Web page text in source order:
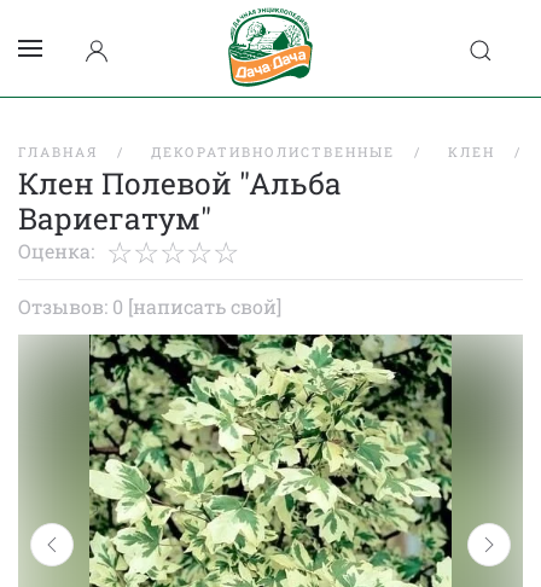
ГЛАВНАЯ ДЕКОРАТИВНОЛИСТВЕННЫЕ КЛЕН
Клен Полевой "Альба
Вариегатум"
Оценка:
Отзывов: 0 [написать свой]